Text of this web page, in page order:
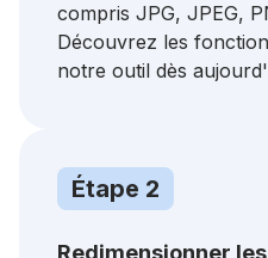
compris JPG, JPEG,
Découvrez les
notre outil dès
Étape 2
Redimensionner